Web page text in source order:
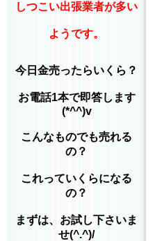
しつこい出張業者が多い
ようです。
今日金売ったらいくら？
お電話1本で即答します
(*^^)v
こんなものでも売れる
の？
これっていくらになる
の？
まずは、お試し下さいま
せ(^.^)/